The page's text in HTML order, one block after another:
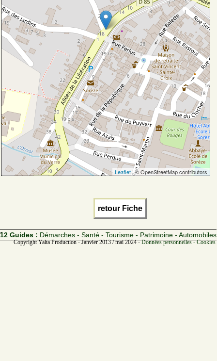
Leaflet| © OpenStreetMap contributors
retour Fiche
12 Guides : Démarches - Santé - Tourisme - Patrimoine - Automobiles
Copyright Yalta Production - Janvier 2013 / mai 2024 -Données personnelles -